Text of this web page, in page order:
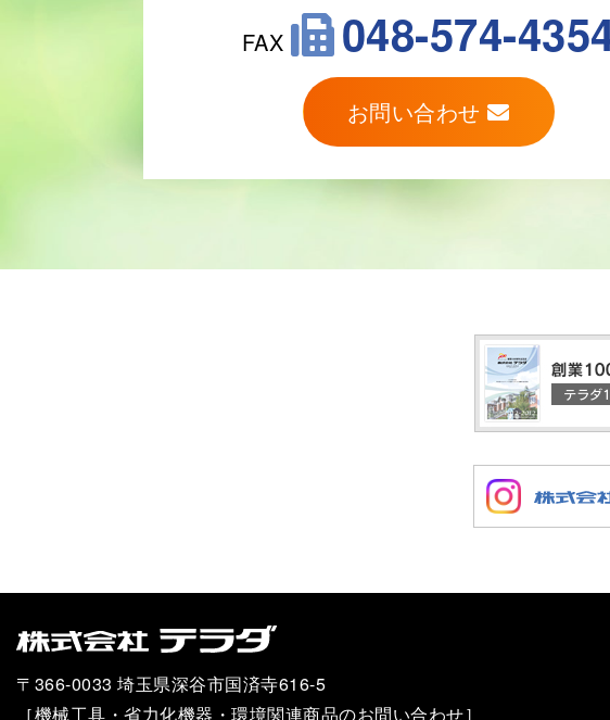
FAX 048-574-
お問い合わせ
〒366-0033 埼玉県深谷市国済寺616-5
［機械工具・省力化機器・環境関連商品のお問い合わせ］